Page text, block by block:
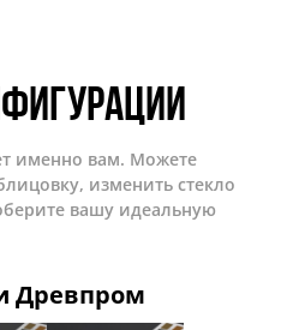
именно вам. Можете
изменить стекло
вашу идеальную
Древпром